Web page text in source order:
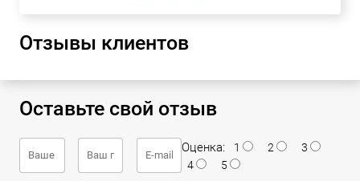
Отзывы клиентов
Оставьте свой отзыв
Оценка: 1 2
3
4
5